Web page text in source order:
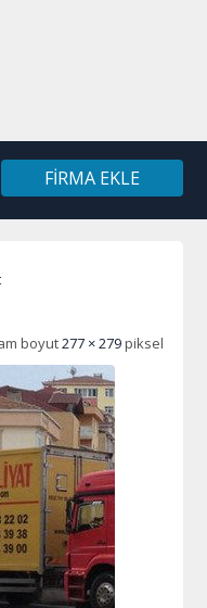
FIRMA EKLE
boyut277 × 279piksel